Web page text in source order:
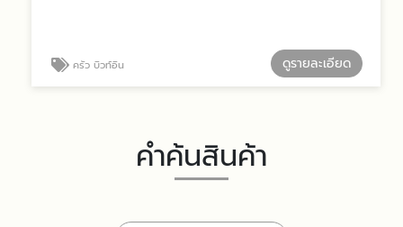
ครัว บิวท์อิน ดูรายละเอียด
คำค้นสินค้า